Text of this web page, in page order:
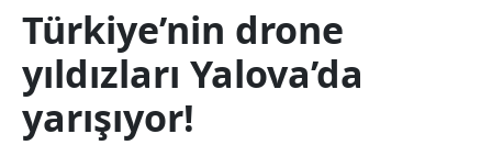
Türkiye’nin drone
yıldızları Yalova’da
yarışıyor!